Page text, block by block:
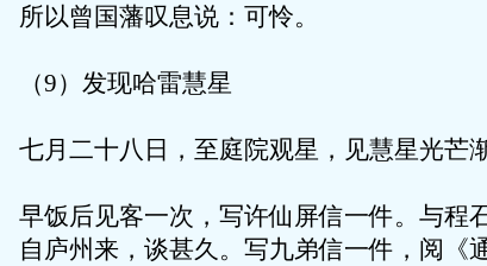
所以曾国藩叹息说：可怜。
（9）发现哈雷慧星
七月二十八日，至庭院观星，见慧星光芒
早饭后见客一次，写许仙屏信一件。与程
自庐州来，谈甚久。写九弟信一件，阅《